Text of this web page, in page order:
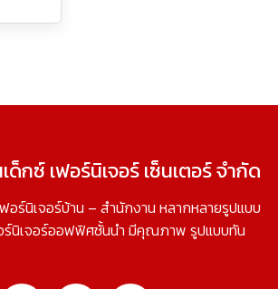
กซ์ เฟอร์นิเจอร์ เซ็นเตอร์ จำกัด
ฟอร์นิเจอร์บ้าน – สำนักงาน หลากหลายรูปแบบ
ร์นิเจอร์ออฟฟิศชั้นนำ มีคุณภาพ รูปแบบทัน